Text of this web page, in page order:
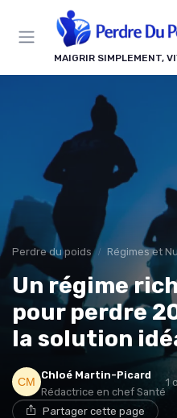
MAIGRIR SIMPLEMENT,
Perdre du poids Régimes et
Un régime
pour perdre
la solution
Chloé Martin-Picard
Rédactrice en chef Santé
1
Partager cette page
Panneau de gestion des